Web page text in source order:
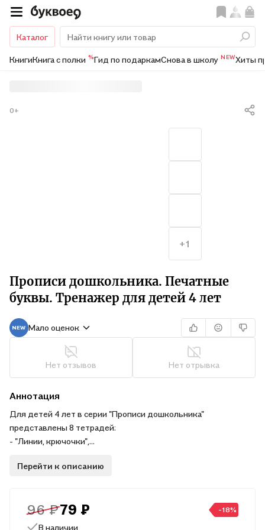
Каталог
КнигиКнига с полки %Гид по подаркамСнова в школу NEWХиты
Прописи дошкольника. Печатные
буквы. Тренажер для детей 4 лет
0+
Мало оценок
Нет отзывов Нет отрывка
+1
Аннотация
Для детей 4 лет в серии "Прописи дошкольника"
представлены 8 тетрадей:
- "Линии, крючочки",
- "Рисуем по точкам",
- "Цифры",
- "Тренируем пальчики",
Перейти к описанию
96 ₽79 ₽ -18%
В наличии